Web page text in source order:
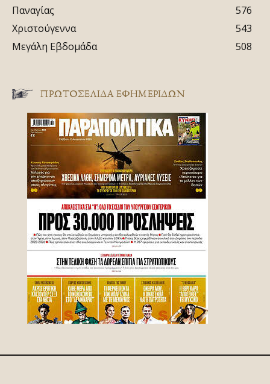
Παναγίας
576
Χριστούγεννα
543
Μεγάλη Εβδομάδα
508
ΠΡΩΤΟΣΈΛΙΔΑ ΕΦΗΜΕΡΊΔΩΝ